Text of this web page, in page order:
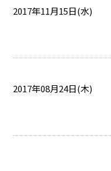
2017年11月15日(水)
2017年08月24日(木)